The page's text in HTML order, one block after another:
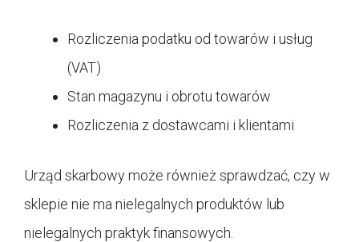
Rozliczenia podatku od towarów i usług
(VAT)
Stan magazynu i obrotu towarów
Rozliczenia z dostawcami i klientami
Urząd skarbowy może również sprawdzać, czy w
sklepie nie ma nielegalnych produktów lub
nielegalnych praktyk finansowych.